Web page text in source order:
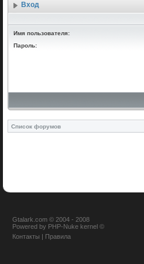
Вход
Имя пользователя:
Пароль:
Список форумов
Gtalark.com © 2004 - 2008
Powered by PHP-Nuke kernel ©
Контакты | Правила